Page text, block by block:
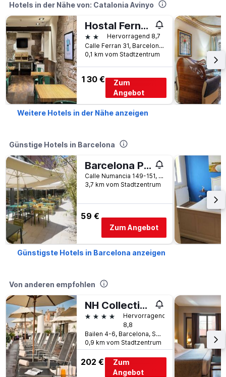
Hotels in der Nähe von: Catalonia Avinyo
Hostal Fernando
2 SterneHervorragend 8,7
Calle Ferran 31, Barcelona, Spanien
0,1 km vom Stadtzentrum
130 €
Zum
Angebot
Weitere Hotels in der Nähe anzeigen
Günstige Hotels in Barcelona
Barcelona Pere Tarres Youth Hostel
Calle Numancia 149-151, Barcelona, Spanien
3,7 km vom Stadtzentrum
59 €
Zum Angebot
Günstigste Hotels in Barcelona anzeigen
Von anderen empfohlen
NH Collection Barcelona Pódium
4 Sterne
Hervorragend
8,8
Bailen 4-6, Barcelona, Spanien
0,9 km vom Stadtzentrum
202 €
Zum
Angebot